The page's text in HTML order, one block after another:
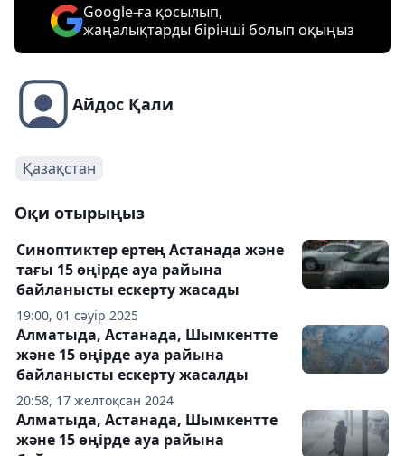
Google-ға қосылып,
жаңалықтарды бірінші болып оқыңыз
Айдос Қали
Қазақстан
Оқи отырыңыз
19:00, 01 сәуір 2025
Cиноптиктер ертең Астанада және
тағы 15 өңірде ауа райына
байланысты ескерту жасады
20:58, 17 желтоқсан 2024
Алматыда, Астанада, Шымкентте
және 15 өңірде ауа райына
байланысты ескерту жасалды
Алматыда, Астанада, Шымкентте
және 15 өңірде ауа райына